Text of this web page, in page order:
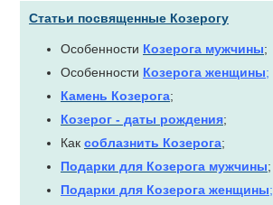
Статьи посвященные Козерогу
Особенности Козерога мужчины;
Особенности Козерога женщины;
Камень Козерога;
Козерог - даты рождения;
Как соблазнить Козерога;
Подарки для Козерога мужчины;
Подарки для Козерога женщины;